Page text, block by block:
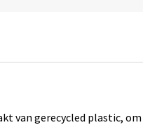
van gerecycled plastic,